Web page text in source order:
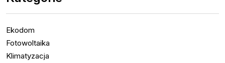
Ekodom
Fotowoltaika
Klimatyzacja